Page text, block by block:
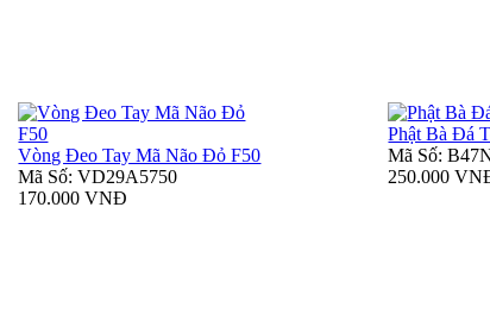
Vòng Đeo Tay Mã Não Đỏ F50
Mã Số: VD29A5750
170.000 VNĐ
Phật Bà Đá
Mã Số:
250.000